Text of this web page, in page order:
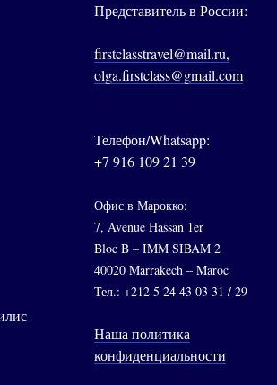
Представитель в России:
firstclasstravel@mail.ru,
olga.firstclass@gmail.com
Телефон/Whatsapp:
+7 916 109 21 39
Офис в Марокко:
7, Avenue Hassan 1er
Bloc B – IMM SIBAM 2
40020 Marrakech – Maroc
Тел.: +212 5 24 43 03 31 / 29
Наша политика
конфиденциальности